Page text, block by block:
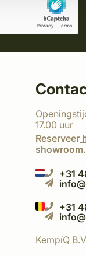
17.00 uur
Reserveer
showroom.
+31
+31
KempíQ